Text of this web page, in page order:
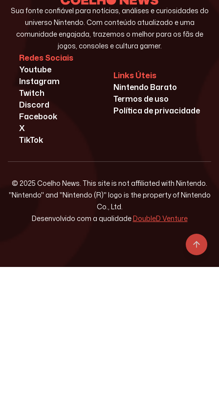
Sua fonte confiável para notícias, análises e curiosidades do
universo Nintendo. Com conteúdo atualizado e uma
comunidade engajada, trazemos o melhor para os fãs de
jogos, consoles e cultura gamer.
Redes Sociais
Youtube
Instagram
Twitch
Discord
Facebook
X
TikTok
Links Úteis
Nintendo Barato
Termos de uso
Política de privacidade
© 2025 Coelho News. This site is not affiliated with Nintendo.
"Nintendo" and "Nintendo (R)" logo is the property of Nintendo
Co., Ltd.
Desenvolvido com a qualidadeDoubleD Venture